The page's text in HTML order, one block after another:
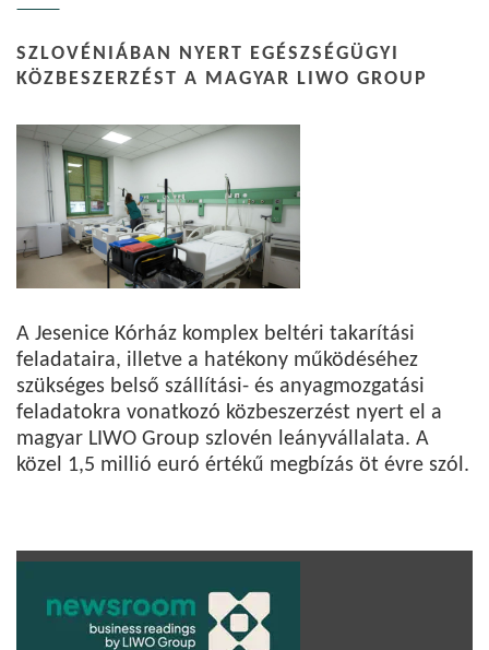
SZLOVÉNIÁBAN NYERT EGÉSZSÉGÜGYI
KÖZBESZERZÉST A MAGYAR LIWO GROUP
A Jesenice Kórház komplex beltéri takarítási
feladataira, illetve a hatékony működéséhez
szükséges belső szállítási- és anyagmozgatási
feladatokra vonatkozó közbeszerzést nyert el a
magyar LIWO Group szlovén leányvállalata. A
közel 1,5 millió euró értékű megbízás öt évre szól.